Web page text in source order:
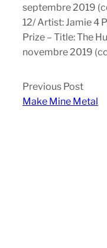
septembre 2019
12/ Artist: Jamie 4
Prize – Title: The
novembre 2019
Previous Post
Make Mine Metal